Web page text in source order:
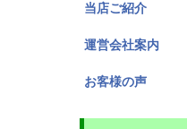
当店ご紹介
運営会社案内
お客様の声